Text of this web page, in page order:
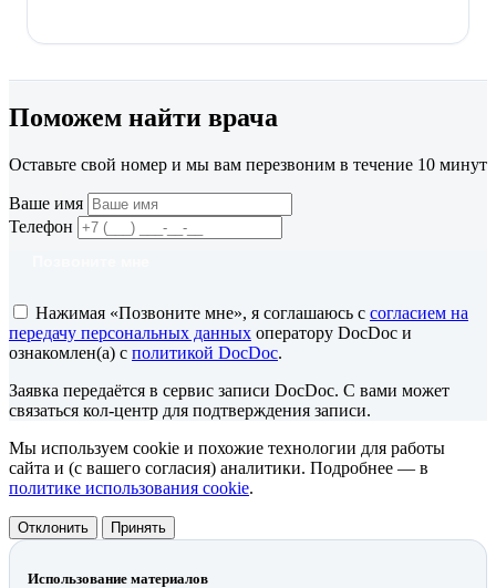
Поможем найти врача
Оставьте свой номер и мы вам перезвоним в течение 10 минут
Ваше имя
Телефон
Нажимая «Позвоните мне», я соглашаюсь с согласием на
передачу персональных данных оператору DocDoc и
ознакомлен(а) с политикой DocDoc.
Заявка передаётся в сервис записи DocDoc. С вами может
связаться кол-центр для подтверждения записи.
Мы используем cookie и похожие технологии для работы
сайта и (с вашего согласия) аналитики. Подробнее — в
политике использования cookie.
Отклонить Принять
Использование материалов